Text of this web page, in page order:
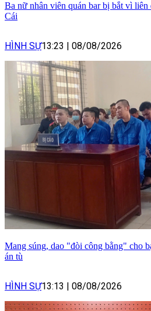
Ba nữ nhân viên quán bar bị bắt vì
Cái
HÌNH SỰ13:23 08/08/2026
Mang súng, dao "đòi công bằng" cho
án tù
HÌNH SỰ13:13 08/08/2026